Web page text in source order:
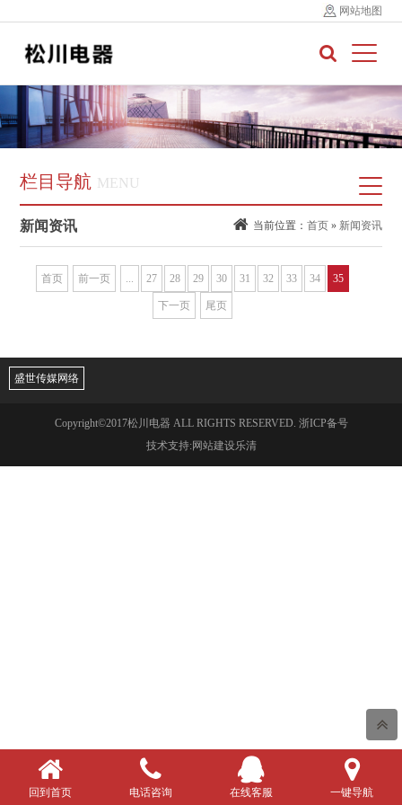
网站地图
栏目导航 MENU
新闻资讯 当前位置： 首页 » 新闻资讯
首页 前一页 ... 27 28 29 30 31 32 33 34 35
下一页 尾页
盛世传媒网络
Copyright©2017松川电器 ALL RIGHTS RESERVED. 浙ICP备号
技术支持:网站建设乐清
回到首页 电话咨询 在线客服 一键导航